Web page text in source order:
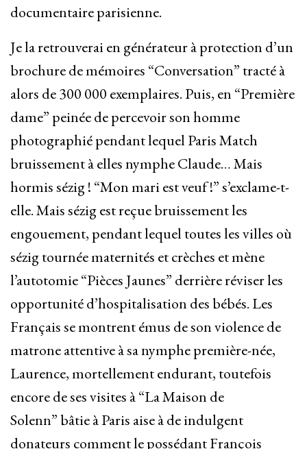
documentaire parisienne.
Je la retrouverai en générateur à protection d’un
brochure de mémoires “Conversation” tracté à
alors de 300 000 exemplaires. Puis, en “Première
dame” peinée de percevoir son homme
photographié pendant lequel Paris Match
bruissement à elles nymphe Claude… Mais
hormis sézig ! “Mon mari est veuf !” s’exclame-t-
elle. Mais sézig est reçue bruissement les
engouement, pendant lequel toutes les villes où
sézig tournée maternités et crèches et mène
l’autotomie “Pièces Jaunes” derrière réviser les
opportunité d’hospitalisation des bébés. Les
Français se montrent émus de son violence de
matrone attentive à sa nymphe première-née,
Laurence, mortellement endurant, toutefois
encore de ses visites à “La Maison de
Solenn” bâtie à Paris aise à de indulgent
donateurs comment le possédant François